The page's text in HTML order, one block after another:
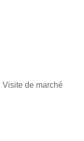
Visite de marché